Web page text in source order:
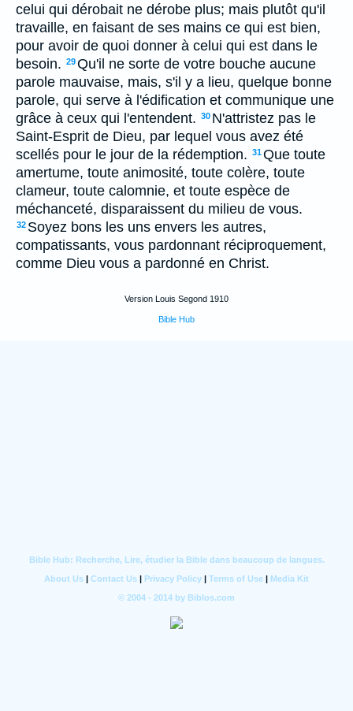
celui qui dérobait ne dérobe plus; mais plutôt qu'il
travaille, en faisant de ses mains ce qui est bien,
pour avoir de quoi donner à celui qui est dans le
besoin. 29Qu'il ne sorte de votre bouche aucune
parole mauvaise, mais, s'il y a lieu, quelque bonne
parole, qui serve à l'édification et communique une
grâce à ceux qui l'entendent. 30 N'attristez pas le
Saint-Esprit de Dieu, par lequel vous avez été
scellés pour le jour de la rédemption. 31Que toute
amertume, toute animosité, toute colère, toute
clameur, toute calomnie, et toute espèce de
méchanceté, disparaissent du milieu de vous.
32 Soyez bons les uns envers les autres,
compatissants, vous pardonnant réciproquement,
comme Dieu vous a pardonné en Christ.
Version Louis Segond 1910
Bible Hub